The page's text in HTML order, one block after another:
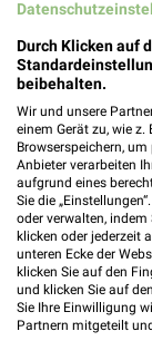
Angebote ab
Gültig ab Mo.
toom
Durch Klicken auf
beibehalten.
Wir und unsere
einem Gerät zu, wie z.
Browserspeichern,
Anbieter verarbeiten
aufgrund eines
Sie die
oder verwalten, indem
klicken oder jederzeit
unteren Ecke der
klicken Sie auf den
und klicken Sie auf
Sie Ihre Einwilligung
Partnern mitgeteilt